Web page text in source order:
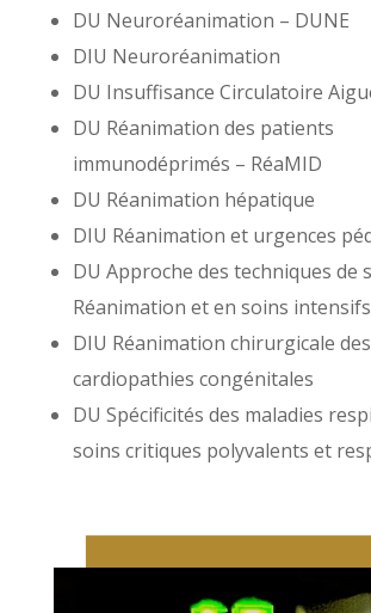
DU Neuroréanimation – DUNE
DIU Neuroréanimation
DU Insuffisance Circulatoire
DU Réanimation des patients
immunodéprimés – RéaMID
DU Réanimation hépatique
DIU Réanimation et urgences
DU Approche des techniques de
Réanimation et en soins intensifs
DIU Réanimation chirurgicale des
cardiopathies congénitales
DU Spécificités des maladies
soins critiques polyvalents et